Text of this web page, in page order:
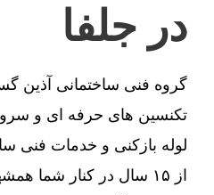
در جلفا
گروه فنی ساختمانی آذین
تکنسین های حرفه ای و
لوله بازکنی و خدمات فنی
از ۱۵ سال در کنار شما